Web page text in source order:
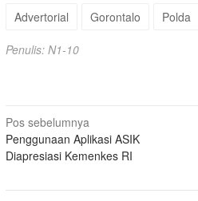
Advertorial Gorontalo Polda
Penulis: N1-10
Navigasi
pos
Pos sebelumnya
Penggunaan Aplikasi ASIK
Diapresiasi Kemenkes RI